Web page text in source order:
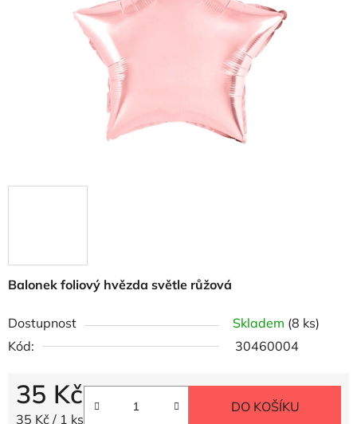
Balonek foliový hvězda světle růžová
Dostupnost Skladem (8 ks)
Kód:
30460004
35 Kč
Měrná cena:
35 Kč / 1 ks
DO KOŠÍKU